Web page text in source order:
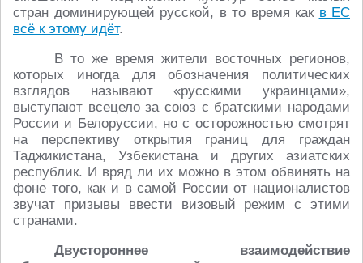
стран доминирующей русской, в то время как в ЕС
всё к этому идёт.
В то же время жители восточных регионов,
которых иногда для обозначения политических
взглядов называют «русскими украинцами»,
выступают всецело за союз с братскими народами
России и Белоруссии, но с осторожностью смотрят
на перспективу открытия границ для граждан
Таджикистана, Узбекистана и других азиатских
республик. И вряд ли их можно в этом обвинять на
фоне того, как и в самой России от националистов
звучат призывы ввести визовый режим с этими
странами.
Двустороннее взаимодействие